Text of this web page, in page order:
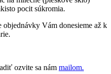
pocit súkromia.
Vám donesieme až k
ozvite sa nám mailom.